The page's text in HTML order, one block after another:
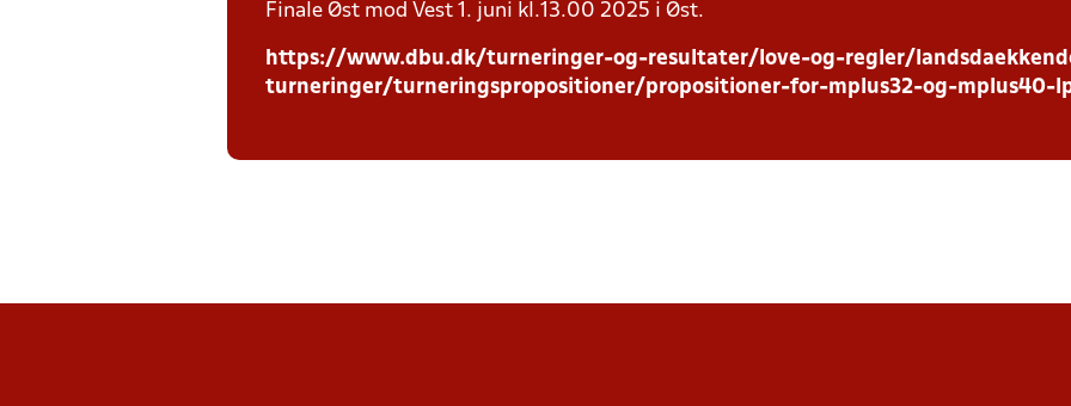
Finale Øst mod Vest 1. juni kl.13.00 2025 i Øst.
https://www.dbu.dk/turneringer-og-resultater/love-og-regler/
turneringer/turneringspropositioner/propositioner-for-mplus32-og-mplus40-